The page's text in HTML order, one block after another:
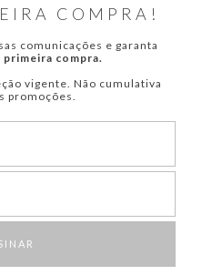
COMPRA!
comunicações e garanta
primeira compra.
vigente. Não cumulativa
promoções.